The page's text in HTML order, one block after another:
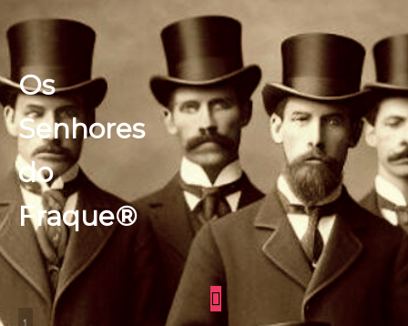
Os
Senhores
do
Fraque®